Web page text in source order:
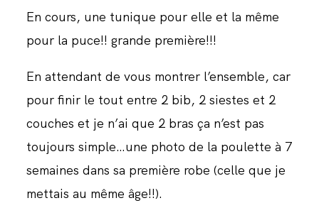
JOURNAL
En cours, une tunique pour elle et la même
pour la puce!! grande première!!!
En attendant de vous montrer l’ensemble, car
pour finir le tout entre 2 bib, 2 siestes et 2
couches et je n’ai que 2 bras ça n’est pas
toujours simple…une photo de la poulette à 7
semaines dans sa première robe (celle que je
mettais au même âge!!).